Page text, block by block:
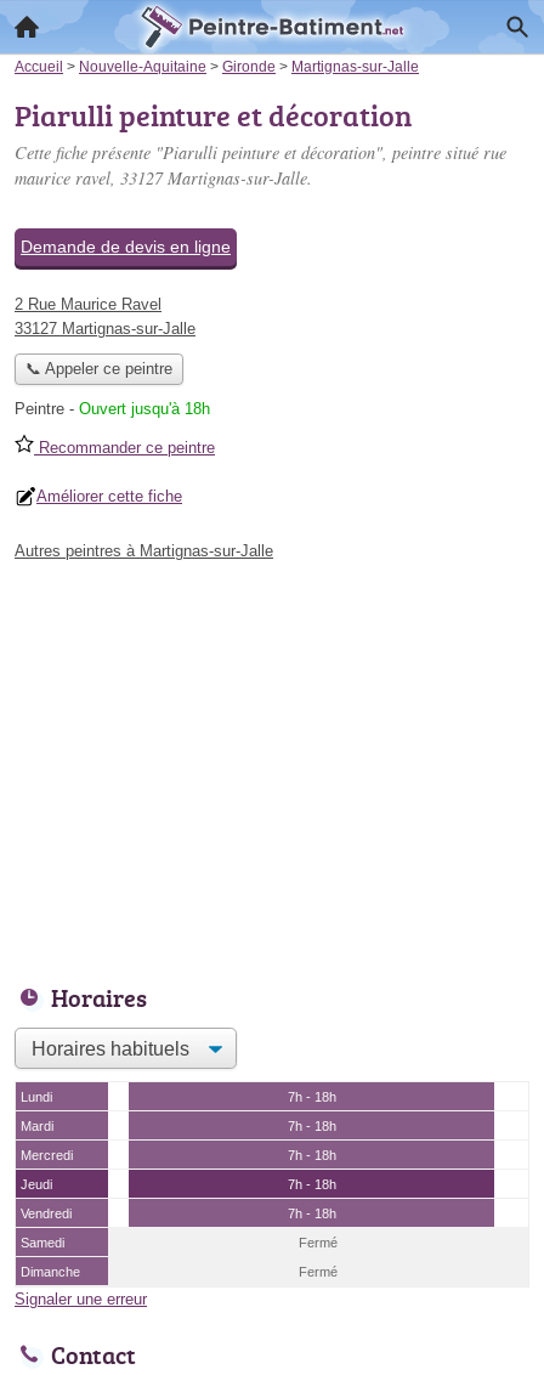
Accueil > Nouvelle-Aquitaine > Gironde > Martignas-sur-Jalle
Piarulli peinture et décoration
Cette fiche présente "Piarulli peinture et décoration", peintre situé rue
maurice ravel, 33127 Martignas-sur-Jalle.
Demande de devis en ligne
2 Rue Maurice Ravel
33127 Martignas-sur-Jalle
📞 Appeler ce peintre
Peintre - Ouvert jusqu'à 18h
Recommander ce peintre
Améliorer cette fiche
Autres peintres à Martignas-sur-Jalle
Horaires
Lundi
7h - 18h
Mardi
7h - 18h
Mercredi
7h - 18h
Jeudi
7h - 18h
Vendredi
7h - 18h
Samedi
Fermé
Dimanche
Fermé
Signaler une erreur
Contact